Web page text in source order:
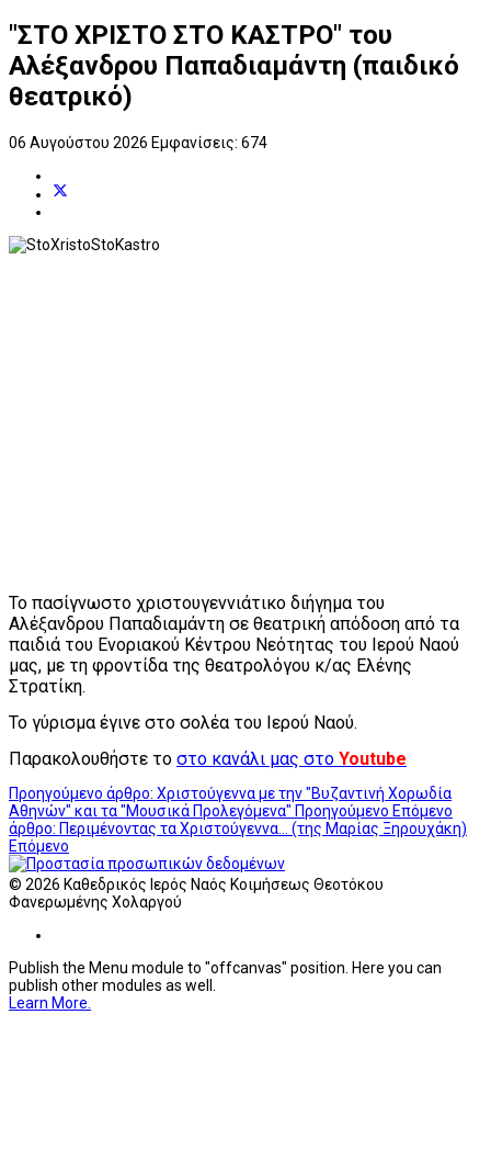
"ΣΤΟ ΧΡΙΣΤΟ ΣΤΟ ΚΑΣΤΡΟ" του
Αλέξανδρου Παπαδιαμάντη (παιδικό
θεατρικό)
06 Αυγούστου 2026 Εμφανίσεις: 674
Το πασίγνωστο χριστουγεννιάτικο διήγημα του
Αλέξανδρου Παπαδιαμάντη σε θεατρική απόδοση από τα
παιδιά του Ενοριακού Κέντρου Νεότητας του Ιερού Ναού
μας, με τη φροντίδα της θεατρολόγου κ/ας Ελένης
Στρατίκη.
Το γύρισμα έγινε στο σολέα του Ιερού Ναού.
Παρακολουθήστε το στο κανάλι μας στο Youtube
Προηγούμενο άρθρο: Χριστούγεννα με την "Βυζαντινή Χορωδία
Αθηνών" και τα "Μουσικά Προλεγόμενα" Προηγούμενο Επόμενο
άρθρο: Περιμένοντας τα Χριστούγεννα… (της Μαρίας Ξηρουχάκη)
Επόμενο
© 2026 Καθεδρικός Ιερός Ναός Κοιμήσεως Θεοτόκου
Φανερωμένης Χολαργού
Publish the Menu module to "offcanvas" position. Here you can
publish other modules as well.
Learn More.